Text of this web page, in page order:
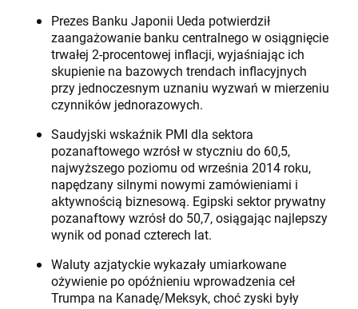
Prezes Banku Japonii Ueda potwierdził
zaangażowanie banku centralnego w osiągnięcie
trwałej 2-procentowej inflacji, wyjaśniając ich
skupienie na bazowych trendach inflacyjnych
przy jednoczesnym uznaniu wyzwań w mierzeniu
czynników jednorazowych.
Saudyjski wskaźnik PMI dla sektora
pozanaftowego wzrósł w styczniu do 60,5,
najwyższego poziomu od września 2014 roku,
napędzany silnymi nowymi zamówieniami i
aktywnością biznesową. Egipski sektor prywatny
pozanaftowy wzrósł do 50,7, osiągając najlepszy
wynik od ponad czterech lat.
Waluty azjatyckie wykazały umiarkowane
ożywienie po opóźnieniu wprowadzenia ceł
Trumpa na Kanadę/Meksyk, choć zyski były